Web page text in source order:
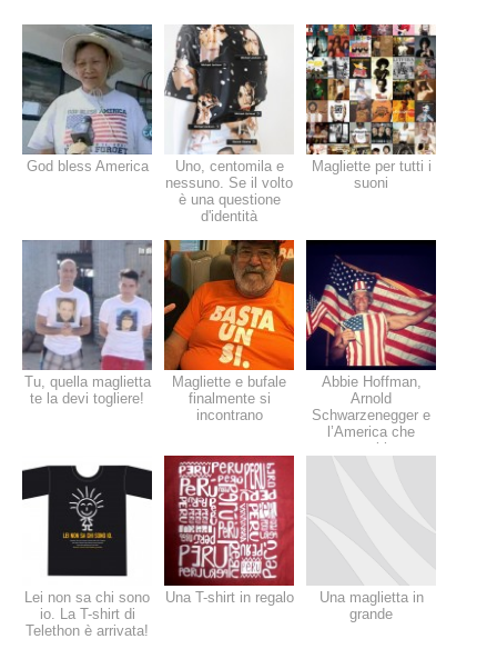
God bless America
Uno, centomila e
nessuno. Se il volto
è una questione
d'identità
Magliette per tutti i
suoni
Tu, quella maglietta
te la devi togliere!
Magliette e bufale
finalmente si
incontrano
Abbie Hoffman,
Arnold
Schwarzenegger e
l’America che
cambia
Lei non sa chi sono
io. La T-shirt di
Telethon è arrivata!
Una T-shirt in regalo
Una maglietta in
grande